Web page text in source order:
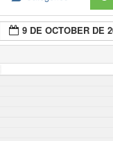
9 DE OCTOBER DE